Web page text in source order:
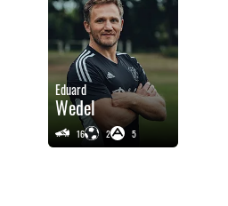
Eduard
Wedel
16 2 5